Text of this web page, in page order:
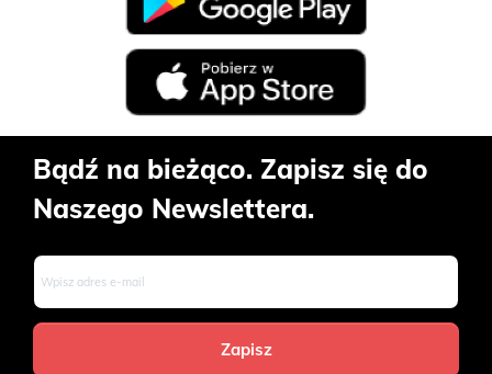
Bądź na bieżąco. Zapisz się do
Naszego Newslettera.